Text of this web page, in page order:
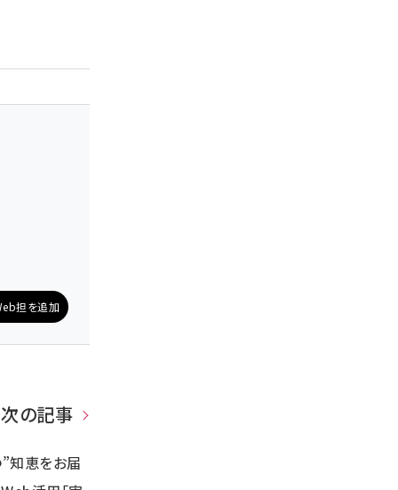
担を追加
次の記事
知恵をお届